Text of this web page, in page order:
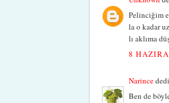
Pelinciğim
la o kadar
lı aklıma
8
Narince
Ben de